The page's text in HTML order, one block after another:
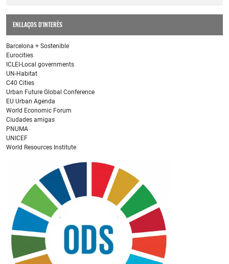
ENLLAÇOS D'INTERÈS
Barcelona + Sostenible
Eurocities
ICLEI-Local governments
UN-Habitat
C40 Cities
Urban Future Global Conference
EU Urban Agenda
World Economic Forum
Ciudades amigas
PNUMA
UNICEF
World Resources Institute